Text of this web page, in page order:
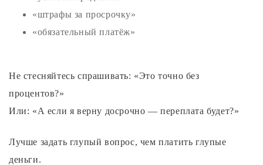
«штрафы за просрочку»
«обязательный платёж»
Не стесняйтесь спрашивать: «Это точно без
процентов?»
Или: «А если я верну досрочно — переплата будет?»
Лучше задать глупый вопрос, чем платить глупые
деньги.